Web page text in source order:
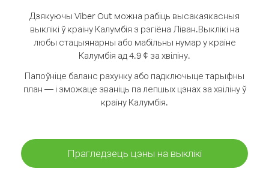
Дзякуючы Viber Out можна рабіць высакаякасныя
выклікі ў краіну Калумбія з рэгіёна Ліван.Выклікі на
любы стацыянарны або мабільны нумар у краіне
Калумбія ад 4.9 ¢ за хвіліну.
Папоўніце баланс рахунку або падключыце тарыфны
план — і зможаце званіць па лепшых цэнах за хвіліну ў
краіну Калумбія.
Прагледзець цэны на выклікі